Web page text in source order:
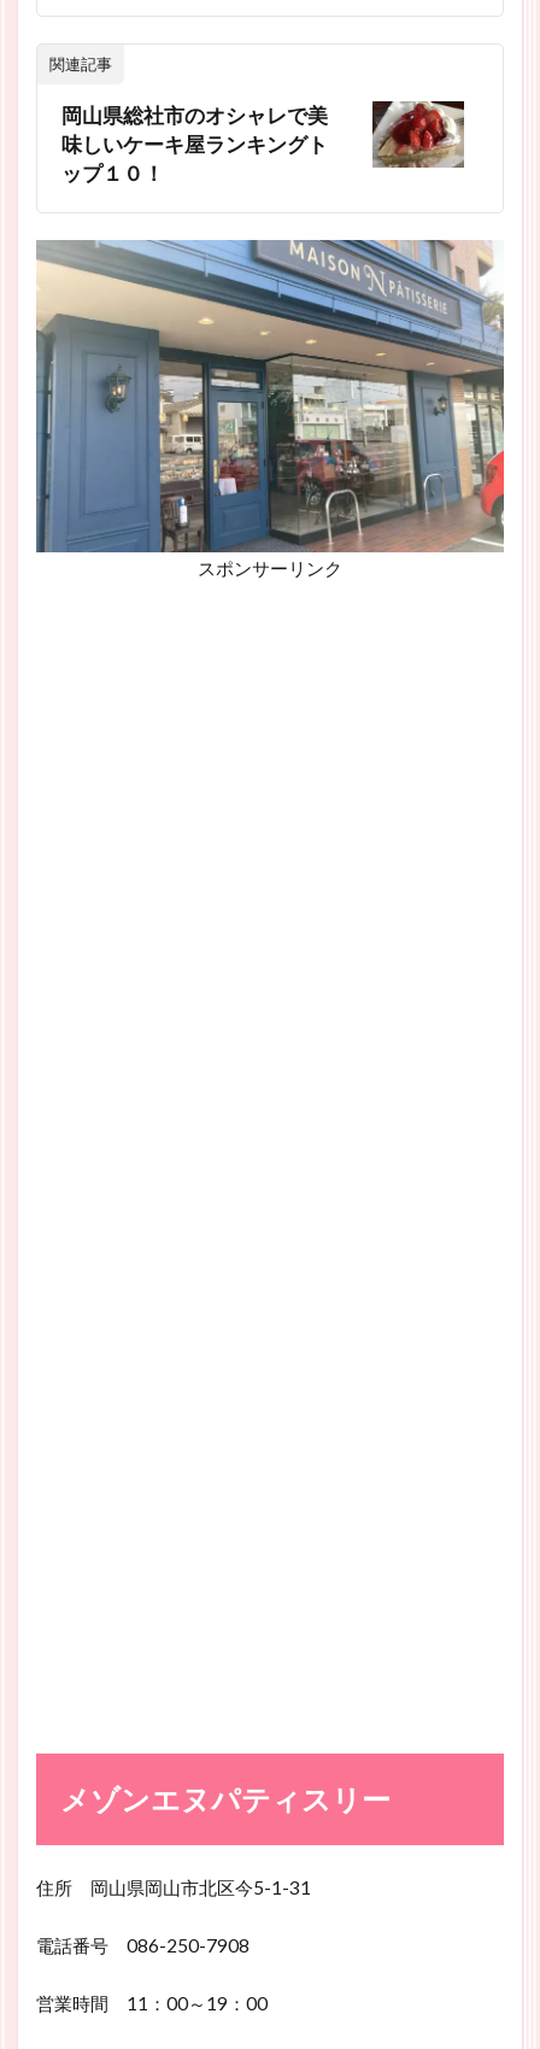
関連記事
岡山県総社市のオシャレで美
味しいケーキ屋ランキングト
ップ１０！
スポンサーリンク
メゾンエヌパティスリー
住所 岡山県岡山市北区今5-1-31
電話番号 086-250-7908
営業時間 11：00～19：00